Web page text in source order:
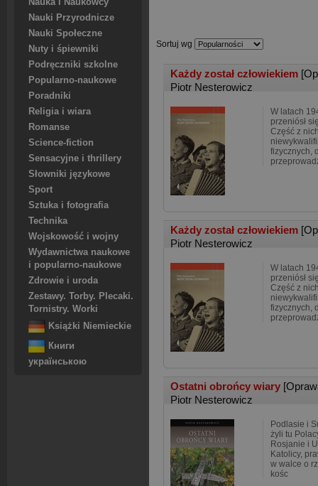
Nauka i Naukowcy
Nauki Przyrodnicze
Nauki Społeczne
Nuty i śpiewniki
Podręczniki szkolne
Popularno-naukowe
Poradniki
Religia i wiara
Romanse
Science-fiction
Sensacyjne i thrillery
Słowniki językowe
Sport
Sztuka i fotografia
Technika
Wojskowość i wojny
Wydawnictwa naukowe
i popularno-naukowe
Zdrowie i uroda
Zestawy. Torby. Plecaki.
Tornistry. Worki
Książki Niemieckie
Книги
українською
Sortuj wg
Każdy został człowiekiem
Piotr Nesterowicz
W latach
przeniósł
Część z
fizycznych,
Każdy został człowiekiem
Piotr Nesterowicz
W latach
przeniósł
Część z
fizycznych,
Ostatni obrońcy wiary
Piotr Nesterowicz
Podlasie i
żyli tu
Rosjanie i
Katolicy,
w walce o
kośc